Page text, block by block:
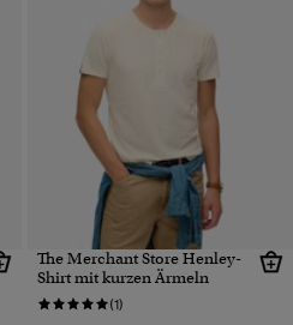
The Merchant Store Henley-
Shirt mit kurzen Ärmeln
(1)